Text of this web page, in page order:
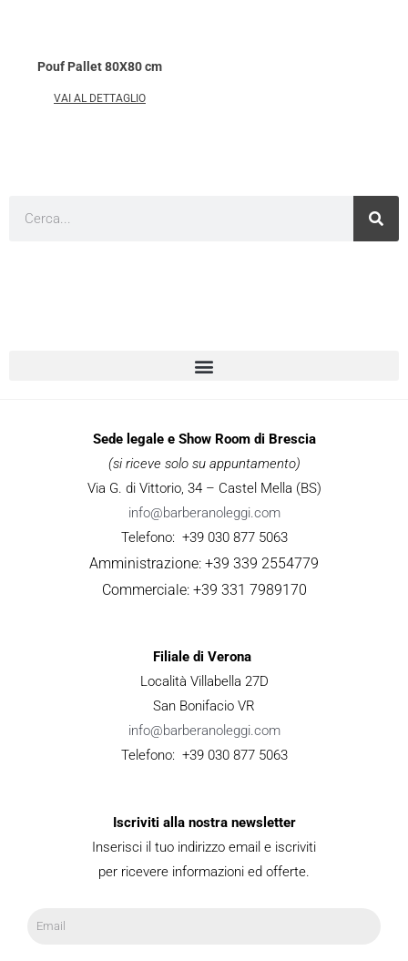
Pouf Pallet 80X80 cm
VAI AL DETTAGLIO
Cerca
Sede legale e Show Room di Brescia
(si riceve solo su appuntamento)
Via G. di Vittorio, 34 – Castel Mella (BS)
info@barberanoleggi.com
Telefono: +39 030 877 5063
Amministrazione: +39 339 2554779
Commerciale: +39 331 7989170
Filiale di Verona
Località Villabella 27D
San Bonifacio VR
info@barberanoleggi.com
Telefono: +39 030 877 5063
Iscriviti alla nostra newsletter
Inserisci il tuo indirizzo email e iscriviti
per ricevere informazioni ed offerte.